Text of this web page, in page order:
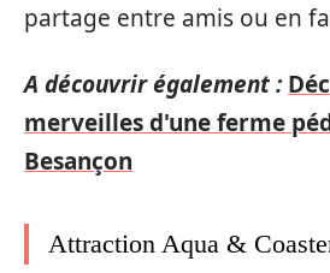
partage entre amis ou en
A découvrir également :
merveilles d'une ferme
Besançon
Attraction Aqua &